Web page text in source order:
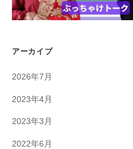
アーカイブ
2026年7月
2023年4月
2023年3月
2022年6月